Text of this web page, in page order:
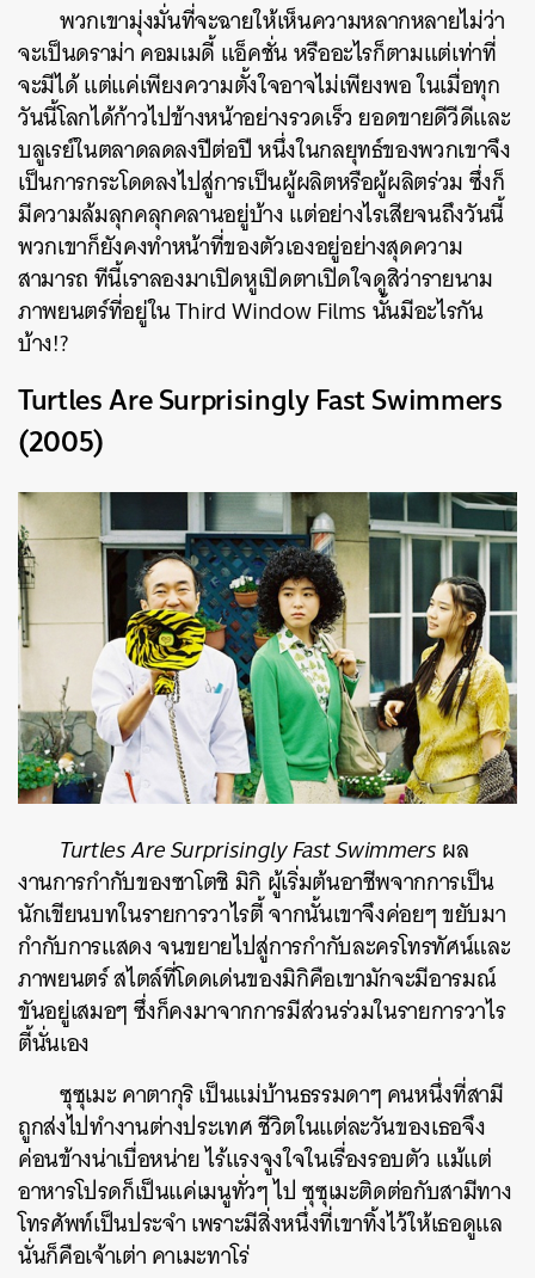
พวกเขามุ่งมั่นที่จะฉายให้เห็นความหลากหลายไม่ว่า
จะเป็นดราม่า คอมเมดี้ แอ็คชั่น หรืออะไรก็ตามแต่เท่าที่
จะมีได้ แต่แค่เพียงความตั้งใจอาจไม่เพียงพอ ในเมื่อทุก
วันนี้โลกได้ก้าวไปข้างหน้าอย่างรวดเร็ว ยอดขายดีวีดีและ
บลูเรย์ในตลาดลดลงปีต่อปี หนึ่งในกลยุทธ์ของพวกเขาจึง
เป็นการกระโดดลงไปสู่การเป็นผู้ผลิตหรือผู้ผลิตร่วม ซึ่งก็
มีความล้มลุกคลุกคลานอยู่บ้าง แต่อย่างไรเสียจนถึงวันนี้
พวกเขาก็ยังคงทำหน้าที่ของตัวเองอยู่อย่างสุดความ
สามารถ ทีนี้เราลองมาเปิดหูเปิดตาเปิดใจดูสิว่ารายนาม
ภาพยนตร์ที่อยู่ใน Third Window Films นั้นมีอะไรกัน
บ้าง!?
Turtles Are Surprisingly Fast Swimmers
(2005)
Turtles Are Surprisingly Fast Swimmersผล
งานการกำกับของซาโตชิ มิกิ ผู้เริ่มต้นอาชีพจากการเป็น
นักเขียนบทในรายการวาไรตี้ จากนั้นเขาจึงค่อยๆ ขยับมา
กำกับการแสดง จนขยายไปสู่การกำกับละครโทรทัศน์และ
ภาพยนตร์ สไตล์ที่โดดเด่นของมิกิคือเขามักจะมีอารมณ์
ขันอยู่เสมอๆ ซึ่งก็คงมาจากการมีส่วนร่วมในรายการวาไร
ตี้นั่นเอง
ซุซุเมะ คาตากุริ เป็นแม่บ้านธรรมดาๆ คนหนึ่งที่สามี
ถูกส่งไปทำงานต่างประเทศ ชีวิตในแต่ละวันของเธอจึง
ค่อนข้างน่าเบื่อหน่าย ไร้แรงจูงใจในเรื่องรอบตัว แม้แต่
อาหารโปรดก็เป็นแค่เมนูทั่วๆ ไป ซุซุเมะติดต่อกับสามีทาง
โทรศัพท์เป็นประจำ เพราะมีสิ่งหนึ่งที่เขาทิ้งไว้ให้เธอดูแล
นั่นก็คือเจ้าเต่า คาเมะทาโร่